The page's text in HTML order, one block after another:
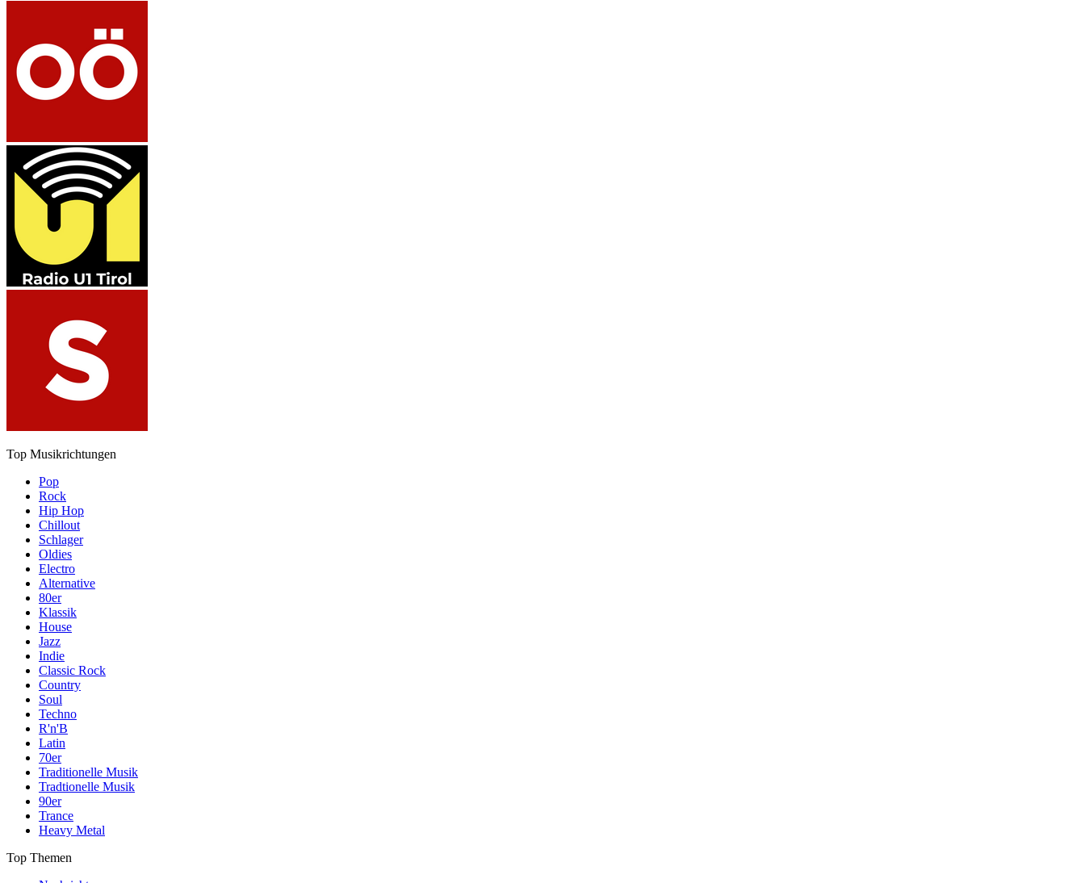
Top Musikrichtungen
Pop
Rock
Hip Hop
Chillout
Schlager
Oldies
Electro
Alternative
80er
Klassik
House
Jazz
Indie
Classic Rock
Country
Soul
Techno
R'n'B
Latin
70er
Traditionelle Musik
Tradtionelle Musik
90er
Trance
Heavy Metal
Top Themen